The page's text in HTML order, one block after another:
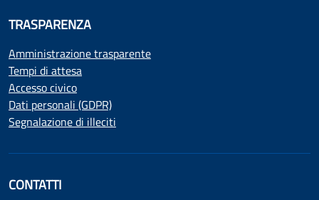
TRASPARENZA
Amministrazione trasparente
Tempi di attesa
Accesso civico
Dati personali (GDPR)
Segnalazione di illeciti
CONTATTI